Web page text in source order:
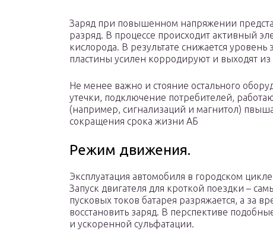
Заряд при повышенном напряжении
разряд. В процессе происходит активный
кислорода. В результате снижается
пластины усилен корродируют и выходят из
Не менее важно и стояние остального
утечки, подключение потребителей,
(например, сигнализаций и магнитол)
сокращения срока жизни АБ
Режим движения.
Эксплуатация автомобиля в городском
Запуск двигателя для кроткой поездки –
пусковых токов батарея разряжается, а за
восстановить заряд. В перспективе
и ускоренной сульфатации.